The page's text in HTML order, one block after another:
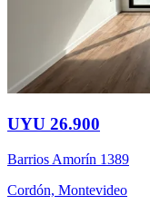
UYU 26.900
Barrios Amorín 1389
Cordón, Montevideo